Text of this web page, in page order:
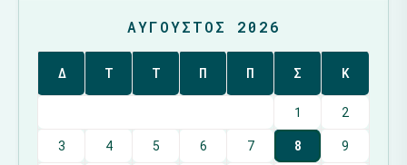
ΑΎΓΟΥΣΤΟΣ 2026
Δ Τ Τ Π Π Σ Κ
1
2
3
4 5 6 7 8
9